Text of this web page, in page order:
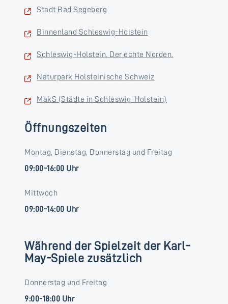
Stadt Bad Segeberg
Binnenland Schleswig-Holstein
Schleswig-Holstein. Der echte Norden.
Naturpark Holsteinische Schweiz
MakS (Städte in Schleswig-Holstein)
Öffnungszeiten
Montag, Dienstag, Donnerstag und Freitag
09:00-16:00 Uhr
Mittwoch
09:00-14:00 Uhr
Während der Spielzeit der Karl-
May-Spiele zusätzlich
Donnerstag und Freitag
9:00-18:00 Uhr